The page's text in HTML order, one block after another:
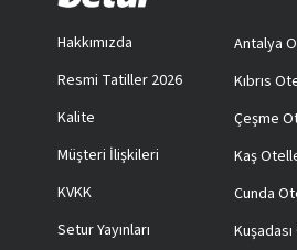
Hakkımızda
Resmi Tatiller 2026
Kalite
Müşteri İlişkileri
KVKK
Setur Yayınları
Antalya
Kıbrıs
Çeşme
Kaş
Cunda